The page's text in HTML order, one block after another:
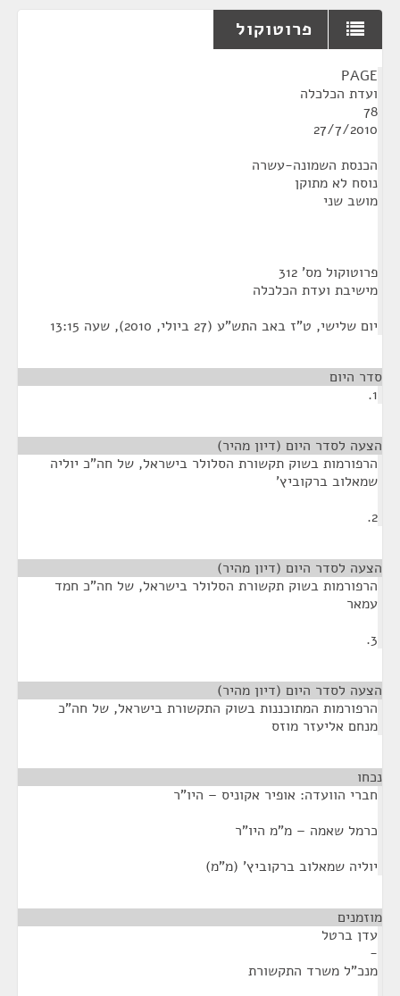
פרוטוקול
PAGE
ועדת הכלכלה
78
27/7/2010
הכנסת השמונה-עשרה
נוסח לא מתוקן
מושב שני
פרוטוקול מס' 312
מישיבת ועדת הכלכלה
‏יום שלישי, ט"ז באב התש"ע (‏27 ביולי, 2010), שעה 13:15
סדר היום
1.
הצעה לסדר היום (דיון מהיר)
הרפורמות בשוק תקשורת הסלולר בישראל, של חה"כ יוליה
שמאלוב ברקוביץ'
2.
הצעה לסדר היום (דיון מהיר)
הרפורמות בשוק תקשורת הסלולר בישראל, של חה"כ חמד
עמאר
3.
הצעה לסדר היום (דיון מהיר)
הרפורמות המתוכננות בשוק התקשורת בישראל, של חה"כ
מנחם אליעזר מוזס
נכחו
חברי הוועדה: אופיר אקוניס – היו"ר
כרמל שאמה – מ"מ היו"ר
יוליה שמאלוב ברקוביץ' (מ"מ)
מוזמנים
עדן ברטל
-
מנכ"ל משרד התקשורת